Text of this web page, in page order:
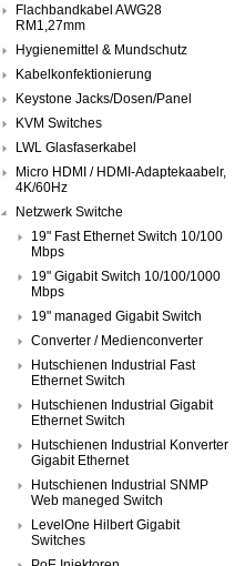
Flachbandkabel AWG28
RM1,27mm
Hygienemittel & Mundschutz
Kabelkonfektionierung
Keystone Jacks/Dosen/Panel
KVM Switches
LWL Glasfaserkabel
Micro HDMI / HDMI-Adaptekaabelr,
4K/60Hz
Netzwerk Switche
19" Fast Ethernet Switch 10/100
Mbps
19" Gigabit Switch 10/100/1000
Mbps
19" managed Gigabit Switch
Converter / Medienconverter
Hutschienen Industrial Fast
Ethernet Switch
Hutschienen Industrial Gigabit
Ethernet Switch
Hutschienen Industrial Konverter
Gigabit Ethernet
Hutschienen Industrial SNMP
Web maneged Switch
LevelOne Hilbert Gigabit
Switches